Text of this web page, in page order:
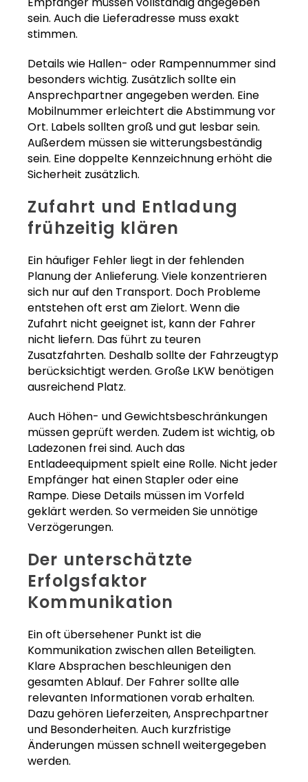
sein. Auch die Lieferadresse muss exakt
stimmen.
Details wie Hallen- oder Rampennummer sind
besonders wichtig. Zusätzlich sollte ein
Ansprechpartner angegeben werden. Eine
Mobilnummer erleichtert die Abstimmung vor
Ort. Labels sollten groß und gut lesbar sein.
Außerdem müssen sie witterungsbeständig
sein. Eine doppelte Kennzeichnung erhöht die
Sicherheit zusätzlich.
Zufahrt und Entladung
frühzeitig klären
Ein häufiger Fehler liegt in der fehlenden
Planung der Anlieferung. Viele konzentrieren
sich nur auf den Transport. Doch Probleme
entstehen oft erst am Zielort. Wenn die
Zufahrt nicht geeignet ist, kann der Fahrer
nicht liefern. Das führt zu teuren
Zusatzfahrten. Deshalb sollte der Fahrzeugtyp
berücksichtigt werden. Große LKW benötigen
ausreichend Platz.
Auch Höhen- und Gewichtsbeschränkungen
müssen geprüft werden. Zudem ist wichtig, ob
Ladezonen frei sind. Auch das
Entladeequipment spielt eine Rolle. Nicht jeder
Empfänger hat einen Stapler oder eine
Rampe. Diese Details müssen im Vorfeld
geklärt werden. So vermeiden Sie unnötige
Verzögerungen.
Der unterschätzte
Erfolgsfaktor
Kommunikation
Ein oft übersehener Punkt ist die
Kommunikation zwischen allen Beteiligten.
Klare Absprachen beschleunigen den
gesamten Ablauf. Der Fahrer sollte alle
relevanten Informationen vorab erhalten.
Dazu gehören Lieferzeiten, Ansprechpartner
und Besonderheiten. Auch kurzfristige
Änderungen müssen schnell weitergegeben
werden.